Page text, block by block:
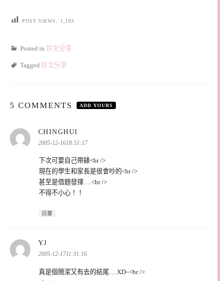
POST VIEWS: 1,193
Posted in 好文分享
Tagged 好文分享
5 COMMENTS ADD YOURS
CHINGHUI
示:
2005-12-1618:51:17
下次可要自己帶錶<br />
現在的學生和家長是很會吵的<br />
甚至是借題發揮….<br />
不得不小心！！
回覆
YJ
示:
2005-12-1711:31:16
真是個簡潔又有去的結尾….XD~<br />